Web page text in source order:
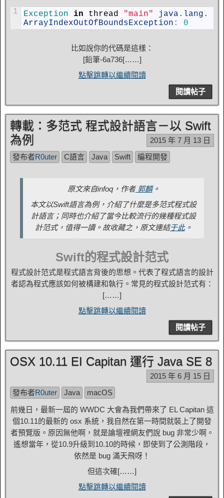
1 Exception in thread "main" java . lang .
ArrayIndexOutOfBoundsException : 0
比如說你的代碼是這樣：
[鉛筆-6a736[……]
點擊跳轉以繼續閱讀
閱讀帖子
轉載：多范式 程式設計語言－以 Swift
為例
2015 年 7 月 13 日
發布者R0uter C語言 Java Swift 編程開發
原文來自infoq，作者郭麟。
本文以Swift語言為例，介紹了什麼是多范式程式設
計語言；同時也介紹了當今比較流行的幾種程式設
計范式，值得一讀。故收藏之，原文連結于此。
Swift的程式設計范式
程式設計范式是程式語言背後的思想。代表了程式語言的設計
者認為程式應該如何被構建和執行。常見的程式設計范式有：
[……]
點擊跳轉以繼續閱讀
閱讀帖子
OSX 10.11 EI Capitan 運行 Java SE 8
2015 年 6 月 15 日
發布者R0uter Java
macOS
前幾日，最新一屆的 WWDC 大會為我們帶來了 EL Capitan 這
個10.11的最新的 osx 系統，我自然在第一時間就裝上了開發
者預覽版。原因無他啊，就是論壇裡網友們說 bug 非常少啊。
遙想當年，從10.9升級到10.10的時候，即使到了公測階段，
依然是 bug 滿天飛呀！
但這次確[……]
點擊跳轉以繼續閱讀